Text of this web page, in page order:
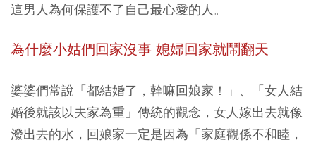
這男人為何保護不了自己最心愛的人。
為什麼小姑們回家沒事 媳婦回家就鬧翻天
婆婆們常說「都結婚了，幹嘛回娘家！」、「女人結
婚後就該以夫家為重」傳統的觀念，女人嫁出去就像
潑出去的水，回娘家一定是因為「家庭觀係不和睦，